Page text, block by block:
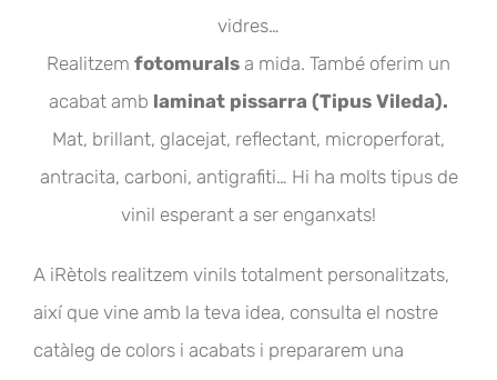
vidres…
Realitzem fotomurals a mida. També oferim un
acabat amb laminat pissarra (Tipus Vileda).
Mat, brillant, glacejat, reflectant, microperforat,
antracita, carboni, antigrafiti… Hi ha molts tipus de
vinil esperant a ser enganxats!
A iRètols realitzem vinils totalment personalitzats,
així que vine amb la teva idea, consulta el nostre
catàleg de colors i acabats i prepararem una